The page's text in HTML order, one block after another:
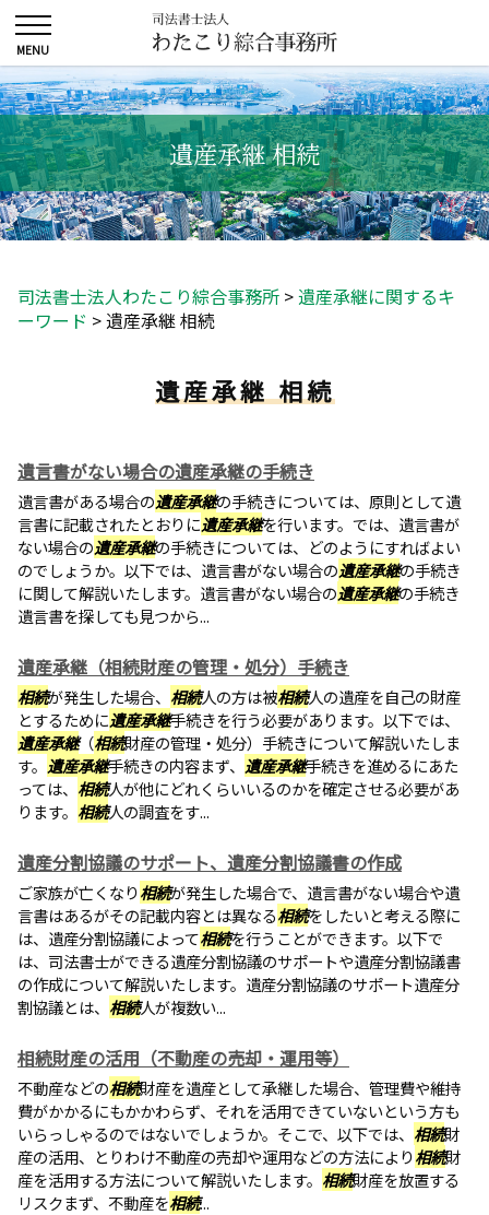
遺産承継 相続
司法書士法人わたこり綜合事務所 >遺産承継に関するキ
ーワード >遺産承継 相続
遺産承継 相続
遺言書がない場合の遺産承継の手続き
遺言書がある場合の遺産承継の手続きについては、原則として遺
言書に記載されたとおりに遺産承継を行います。では、遺言書が
ない場合の遺産承継の手続きについては、どのようにすればよい
のでしょうか。以下では、遺言書がない場合の遺産承継の手続き
に関して解説いたします。遺言書がない場合の遺産承継の手続き
遺言書を探しても見つから...
遺産承継（相続財産の管理・処分）手続き
相続が発生した場合、 相続人の方は被相続人の遺産を自己の財産
とするために遺産承継手続きを行う必要があります。以下では、
遺産承継（相続財産の管理・処分）手続きについて解説いたしま
す。 遺産承継手続きの内容まず、 遺産承継手続きを進めるにあた
っては、 相続人が他にどれくらいいるのかを確定させる必要があ
ります。 相続人の調査をす...
遺産分割協議のサポート、遺産分割協議書の作成
ご家族が亡くなり相続が発生した場合で、遺言書がない場合や遺
言書はあるがその記載内容とは異なる相続をしたいと考える際に
は、遺産分割協議によって相続を行うことができます。以下で
は、司法書士ができる遺産分割協議のサポートや遺産分割協議書
の作成について解説いたします。遺産分割協議のサポート遺産分
割協議とは、 相続人が複数い...
相続財産の活用（不動産の売却・運用等）
不動産などの相続財産を遺産として承継した場合、管理費や維持
費がかかるにもかかわらず、それを活用できていないという方も
いらっしゃるのではないでしょうか。そこで、以下では、 相続財
産の活用、とりわけ不動産の売却や運用などの方法により相続財
産を活用する方法について解説いたします。 相続財産を放置する
リスクまず、不動産を相続...